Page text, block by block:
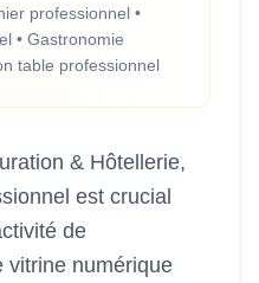
professionnel •
• Gastronomie
table professionnel
& Hôtellerie,
est crucial
de
vitrine numérique